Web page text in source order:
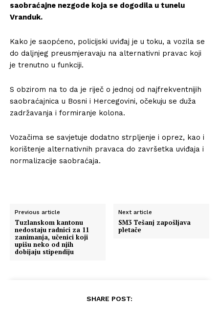
saobraćajne nezgode koja se dogodila u tunelu
Vranduk.
Kako je saopćeno, policijski uviđaj je u toku, a vozila se
do daljnjeg preusmjeravaju na alternativni pravac koji
je trenutno u funkciji.
S obzirom na to da je riječ o jednoj od najfrekventnijih
saobraćajnica u Bosni i Hercegovini, očekuju se duža
zadržavanja i formiranje kolona.
Vozačima se savjetuje dodatno strpljenje i oprez, kao i
korištenje alternativnih pravaca do završetka uviđaja i
normalizacije saobraćaja.
Previous article
Tuzlanskom kantonu
nedostaju radnici za 11
zanimanja, učenici koji
upišu neko od njih
dobijaju stipendiju
Next article
SM3 Tešanj zapošljava
pletače
SHARE POST: